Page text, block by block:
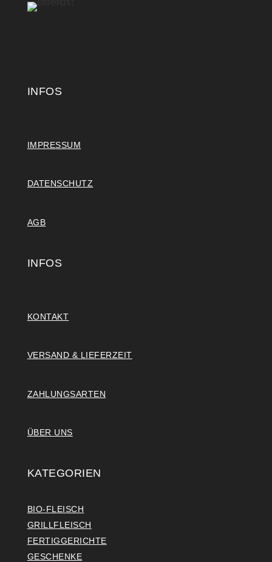
INFOS
IMPRESSUM
DATENSCHUTZ
AGB
INFOS
KONTAKT
VERSAND & LIEFERZEIT
ZAHLUNGSARTEN
ÜBER UNS
KATEGORIEN
BIO-FLEISCH
GRILLFLEISCH
FERTIGGERICHTE
GESCHENKE